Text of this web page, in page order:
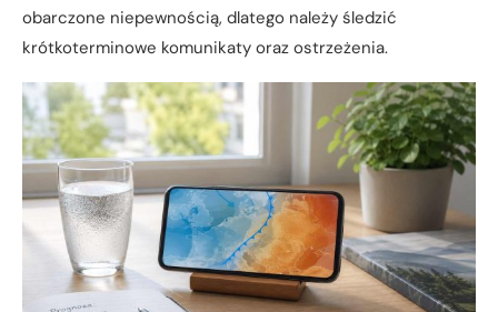
obarczone niepewnością, dlatego należy śledzić
krótkoterminowe komunikaty oraz ostrzeżenia.